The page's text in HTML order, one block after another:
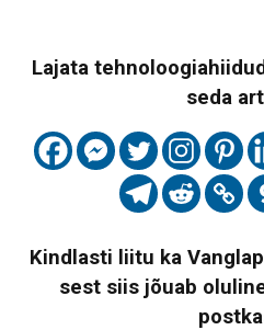
Lajata
seda
Kindlasti liitu ka
sest siis jõuab